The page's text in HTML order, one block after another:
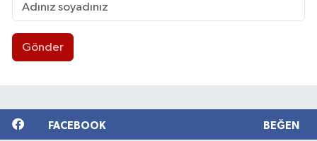
Gönder
FACEBOOK BEĞEN